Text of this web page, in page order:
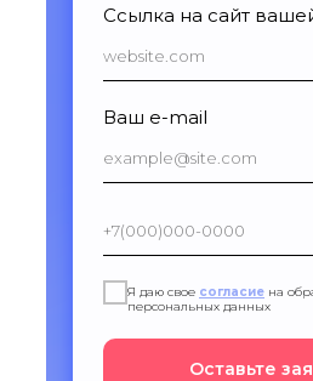
Ссылка на сайт
Ваш e-mail
Я даю свое согласие на
персональных данных
Оставьте